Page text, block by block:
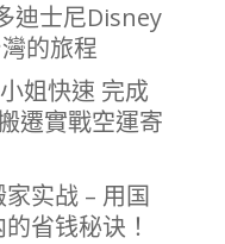
迪士尼Disney
的旅程
姐快速 完成
遷實戰空運寄
实战 – 用国
省钱秘诀！